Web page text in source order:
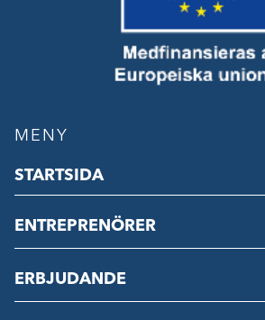
MENY
STARTSIDA
ENTREPRENÖRER
ERBJUDANDE